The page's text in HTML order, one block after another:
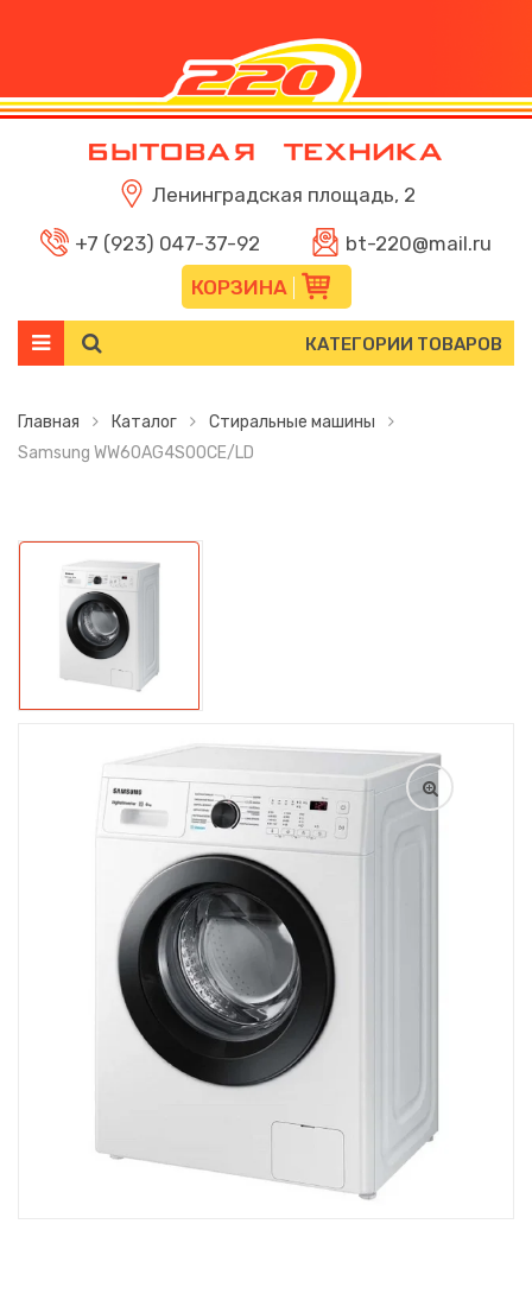
Ленинградская площадь, 2
+7 (923) 047-37-92
bt-220@mail.ru
КОРЗИНА
КАТЕГОРИИ ТОВАРОВ
Главная Каталог
Стиральные машины
Samsung WW60AG4S00CE/LD